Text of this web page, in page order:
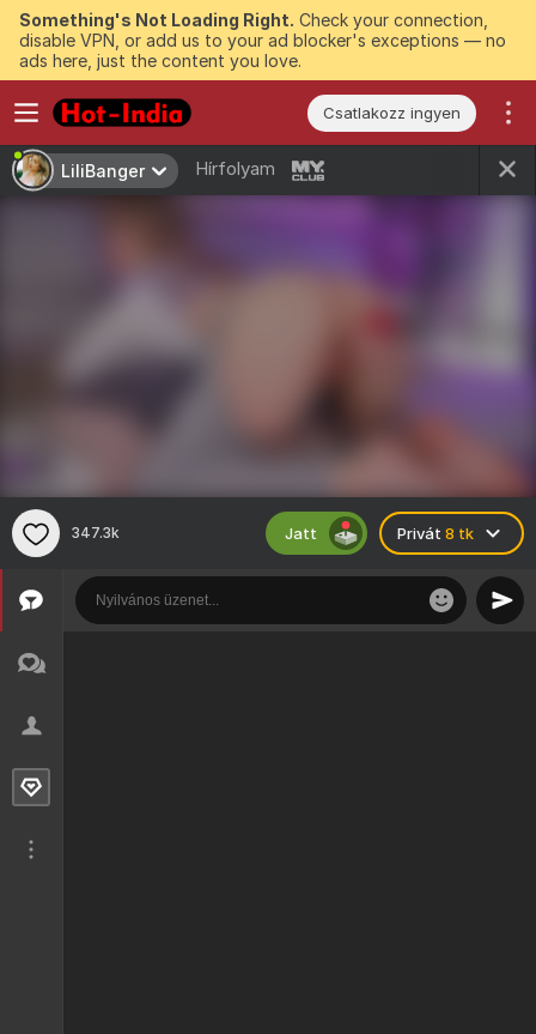
Something's Not Loading Right. Check your connection,
disable VPN, or add us to your ad blocker's exceptions — no
ads here, just the content you love.
Csatlakozz ingyen
LiliBanger Hírfolyam
347.3k Privát 8 tk
Jatt